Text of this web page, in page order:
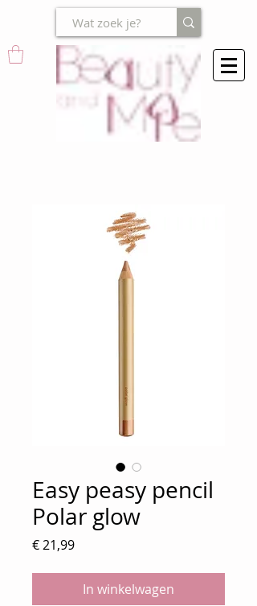
Easy peasy pencil
Polar glow
€ 21,99Prijs
In winkelwagen